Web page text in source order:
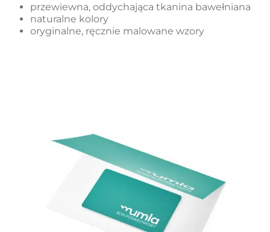
przewiewna, oddychająca tkanina bawełniana
naturalne kolory
oryginalne, ręcznie malowane wzory